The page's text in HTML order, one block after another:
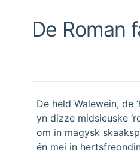
De Roman
De held Walewein, de
yn dizze midsieuske
om in magysk
én mei in